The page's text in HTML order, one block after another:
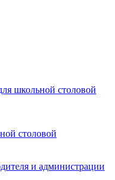
школьной столовой
столовой
и администрации